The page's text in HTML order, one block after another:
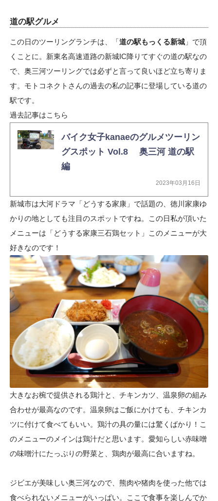
道の駅グルメ
この日のツーリングランチは、「道の駅もっくる新城 」で頂
くことに。新東名高速道路の新城IC降りてすぐの道の駅なの
で、奥三河ツーリングでは必ずと言って良いほど立ち寄りま
す。モトコネクトさんの過去の私の記事に登場している道の
駅です。
過去記事はこちら
バイク女子kanaeのグルメツーリン
グスポット Vol.8 奥三河 道の駅
編
2023年03月16日
新城市は大河ドラマ「どうする家康」で話題の、徳川家康ゆ
かりの地としても注目のスポットですね。この日私が頂いた
メニューは「どうする家康三石鶏セット」このメニューが大
好きなのです！
大きなお椀で提供される鶏汁と、チキンカツ、温泉卵の組み
合わせが最高なのです。温泉卵はご飯にかけても、チキンカ
ツに付けて食べてもいい。鶏汁の具の量には驚くばかり！こ
のメニューのメインは鶏汁だと思います。愛知らしい赤味噌
の味噌汁にたっぷりの野菜と、鶏肉が最高に合いますね。
ジビエが美味しい奥三河なので、熊肉や猪肉を使った他では
食べられないメニューがいっぱい。ここで食事を楽しんでか